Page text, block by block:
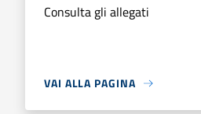
Consulta gli allegati
VAI ALLA PAGINA